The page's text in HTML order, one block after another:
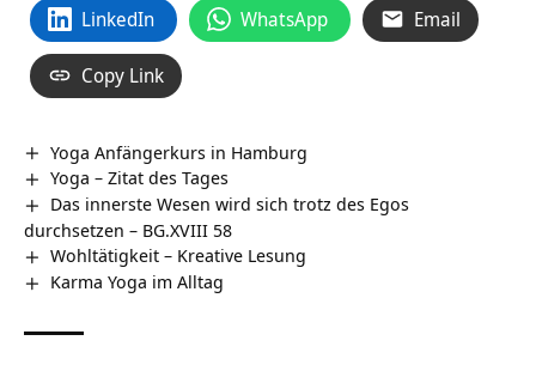
LinkedIn WhatsApp Email
Copy Link
Yoga Anfängerkurs in Hamburg
Yoga – Zitat des Tages
Das innerste Wesen wird sich trotz des Egos
durchsetzen – BG.XVIII 58
Wohltätigkeit – Kreative Lesung
Karma Yoga im Alltag